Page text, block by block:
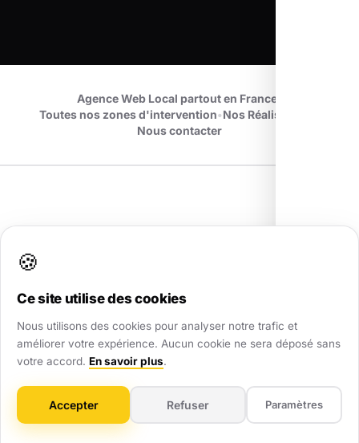
Agence Web Local partout en France
Toutes nos zones d'intervention•Nos Réalisations
Nous contacter
transformons votre visibilité locale partout en France.
Création de sites
Créez votre site en 5min
🍪
Ce site utilise des cookies
Nous utilisons des cookies pour analyser notre trafic et
améliorer votre expérience. Aucun cookie ne sera déposé sans
votre accord. En savoir plus.
Accepter Refuser Paramètres